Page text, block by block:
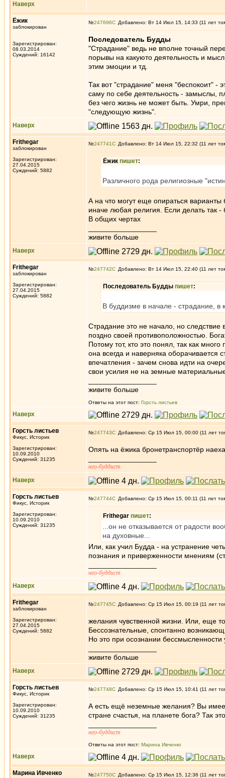
Наверх
Ёжик
заблокирован
Зарегистрирован:
08.03.2014
Суждений: 16142
№247696 Добавлено: Вт 14 Июл 15, 14:33 (11 лет
Последователь Будды
"Страдание" ведь не вполне точный
порывы на какуюто деятельность и
этим эмоции и тд.
Так вот "страдание" меня "беспокоит" -
саму по себе деятельность - замыслы,
без чего жизнь не может быть. Умри,
"следующую жизнь".
Наверх
Frithegar
заблокирован
Зарегистрирован:
27.04.2015
Суждений: 5882
№247741 Добавлено: Вт 14 Июл 15, 22:32 (11 лет
Ёжик пишет:
Различного рода религиозные
А на что могут еще опираться варианты
иначе любая религия. Если делать так -
В общих чертах
живите больше
Наверх
Frithegar
заблокирован
Зарегистрирован:
27.04.2015
Суждений: 5882
№247742 Добавлено: Вт 14 Июл 15, 22:40 (11 лет
Последователь Будды пишет:
В буддизме в начале - страдание,
Страдание это не начало, но следствие
поздно своей противоположностью.
Потому тот, кто это понял, так как
она всегда и наверняка оборачивается
впечатления - зачем снова идти на
свои усилия не на земные
живите больше
Ответы на этот пост: Горсть листьев
Наверх
Горсть листьев
Фикус, Историк
Зарегистрирован:
10.09.2010
Суждений: 31235
№247743 Добавлено: Ср 15 Июл 15, 00:00 (11 лет
Опять на ёжика бронетранспортёр
нео-буддист
Наверх
Горсть листьев
Фикус, Историк
Зарегистрирован:
10.09.2010
Суждений: 31235
№247744 Добавлено: Ср 15 Июл 15, 00:11 (11 лет
Frithegar пишет:
...он не отказывается от радости
на духовные...
Или, как учил Будда - на устранение
познания и приверженности мнениям
нео-буддист
Наверх
Frithegar
заблокирован
Зарегистрирован:
27.04.2015
Суждений: 5882
№247745 Добавлено: Ср 15 Июл 15, 00:19 (11 лет
желания чувственной жизни. Или, еще
Бессознательные, спонтанно
Но это при осознании
живите больше
Наверх
Горсть листьев
Фикус, Историк
Зарегистрирован:
10.09.2010
Суждений: 31235
№247748 Добавлено: Ср 15 Июл 15, 10:41 (11 лет
А есть ещё неземные желания? Вы
стране счастья, на планете бога? Так
нео-буддист
Ответы на этот пост: Марина Ивченко
Наверх
Марина Ивченко №247750 Добавлено: Ср 15 Июл 15, 12:36 (11 лет